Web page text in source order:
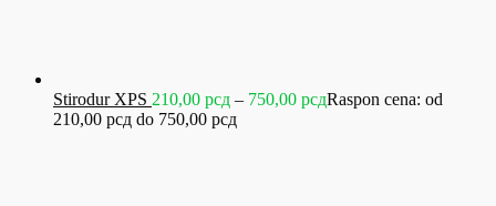
Stirodur XPS 210,00 рсд – 750,00 рсдRaspon cena: od
210,00 рсд do 750,00 рсд